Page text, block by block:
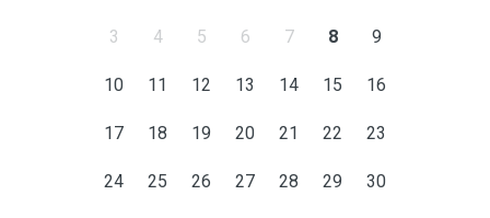
3 4 5 6 7 8 9
10 11 12 13 14 15 16
17 18 19 20 21 22 23
24 25 26 27 28 29 30